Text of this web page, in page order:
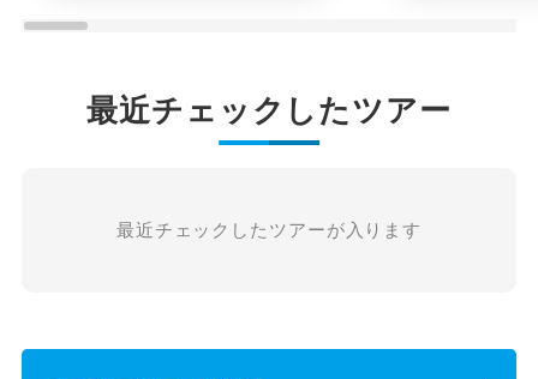
最近チェックしたツアー
最近チェックしたツアーが入ります